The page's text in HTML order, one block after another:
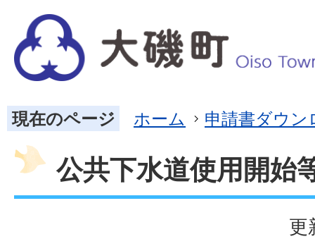
現在のページ ホーム 申請書ダウン
公共下水道使用開始
更